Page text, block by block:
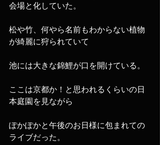
会場と化していた。
松や竹、何やら名前もわからない植物
が綺麗に狩られていて
池には大きな錦鯉が口を開けている。
ここは京都か！と思われるくらいの日
本庭園を見ながら
ぽかぽかと午後のお日様に包まれての
ライブだった。